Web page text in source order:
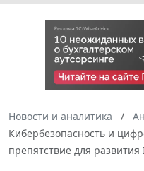
Новости и аналитика
Кибербезопасность и
препятствие для развития